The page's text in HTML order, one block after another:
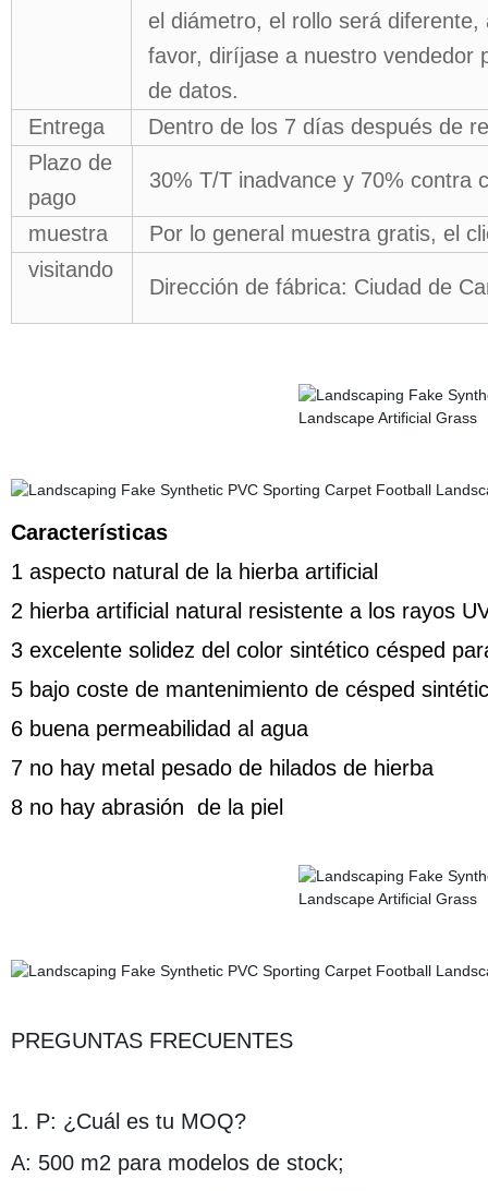
el diámetro, el rollo será
favor, diríjase a nuestro vendedor
de datos.
Entrega
Dentro de los 7 días después de
Plazo de
pago
30% T/T inadvance y 70% contra
muestra
Por lo general muestra gratis, el
visitando
Dirección de fábrica: Ciudad de
Características
1 aspecto natural de la hierba artificial
2 hierba artificial natural resistente a los rayos
3 excelente solidez del color sintético césped
5 bajo coste de mantenimiento de césped
6 buena permeabilidad al agua
7 no hay metal pesado de hilados de hierba
8 no hay abrasión de la piel
PREGUNTAS FRECUENTES
1. P: ¿Cuál es tu MOQ?
A: 500 m2 para modelos de stock;